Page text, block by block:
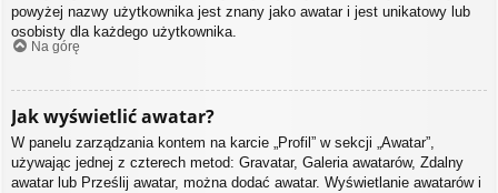
powyżej nazwy użytkownika jest znany jako awatar i jest unikatowy lub
osobisty dla każdego użytkownika.
Na górę
Jak wyświetlić awatar?
W panelu zarządzania kontem na karcie „Profil” w sekcji „Awatar”,
używając jednej z czterech metod: Gravatar, Galeria awatarów, Zdalny
awatar lub Prześlij awatar, można dodać awatar. Wyświetlanie awatarów i